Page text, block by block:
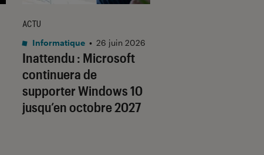
Inattendu : Microsoft
continuera de
supporter Windows 10
jusqu’en octobre 2027
ACTU
Informatique • 26 juin 2026